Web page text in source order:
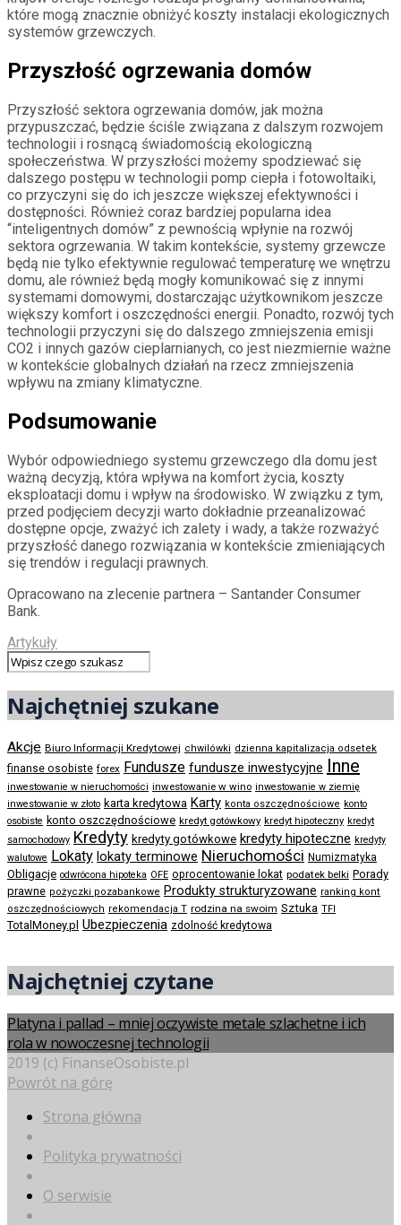
które mogą znacznie obniżyć koszty instalacji ekologicznych
systemów grzewczych.
Przyszłość ogrzewania domów
Przyszłość sektora ogrzewania domów, jak można
przypuszczać, będzie ściśle związana z dalszym rozwojem
technologii i rosnącą świadomością ekologiczną
społeczeństwa. W przyszłości możemy spodziewać się
dalszego postępu w technologii pomp ciepła i fotowoltaiki,
co przyczyni się do ich jeszcze większej efektywności i
dostępności. Również coraz bardziej popularna idea
“inteligentnych domów” z pewnością wpłynie na rozwój
sektora ogrzewania. W takim kontekście, systemy grzewcze
będą nie tylko efektywnie regulować temperaturę we wnętrzu
domu, ale również będą mogły komunikować się z innymi
systemami domowymi, dostarczając użytkownikom jeszcze
większy komfort i oszczędności energii. Ponadto, rozwój tych
technologii przyczyni się do dalszego zmniejszenia emisji
CO2 i innych gazów cieplarnianych, co jest niezmiernie ważne
w kontekście globalnych działań na rzecz zmniejszenia
wpływu na zmiany klimatyczne.
Podsumowanie
Wybór odpowiedniego systemu grzewczego dla domu jest
ważną decyzją, która wpływa na komfort życia, koszty
eksploatacji domu i wpływ na środowisko. W związku z tym,
przed podjęciem decyzji warto dokładnie przeanalizować
dostępne opcje, zważyć ich zalety i wady, a także rozważyć
przyszłość danego rozwiązania w kontekście zmieniających
się trendów i regulacji prawnych.
Opracowano na zlecenie partnera – Santander Consumer
Bank.
Artykuły
Najchętniej szukane
Akcje Biuro Informacji Kredytowej chwilówki dzienna kapitalizacja odsetek
finanse osobiste forex Fundusze fundusze inwestycyjne Inne
inwestowanie w nieruchomości inwestowanie w wino inwestowanie w ziemię
inwestowanie w złoto karta kredytowa Karty konta oszczędnościowe konto
osobiste konto oszczędnościowe kredyt gotówkowy kredyt hipoteczny kredyt
samochodowy Kredyty kredyty gotówkowe kredyty hipoteczne kredyty
walutowe Lokaty lokaty terminowe Nieruchomości Numizmatyka
Obligacje odwrócona hipoteka OFE oprocentowanie lokat podatek belki Porady
prawne pożyczki pozabankowe Produkty strukturyzowane ranking kont
oszczędnościowych rekomendacja T rodzina na swoim Sztuka TFI
TotalMoney.pl Ubezpieczenia zdolność kredytowa
Najchętniej czytane
Platyna i pallad – mniej oczywiste metale szlachetne i ich
rola w nowoczesnej technologii
2019 (c) FinanseOsobiste.pl
Powrót na górę
Strona główna
Polityka prywatności
O serwisie